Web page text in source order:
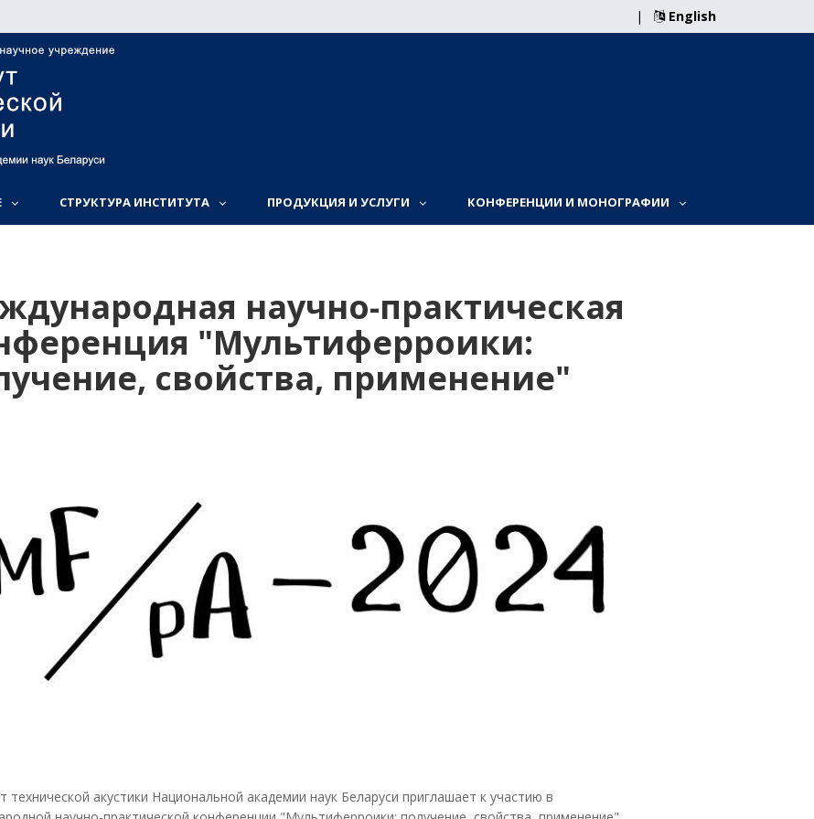
| English
СТРУКТУРА ИНСТИТУТА ПРОДУКЦИЯ И УСЛУГИ КОНФЕРЕНЦИИ И МОНОГРАФИИ
научно-практическая
"Мультиферроики:
свойства, применение"
технической акустики Национальной академии наук Беларуси приглашает к участию в